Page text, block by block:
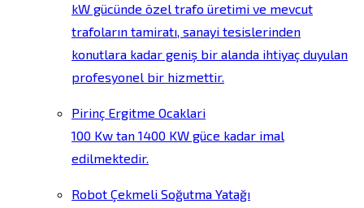
kW gücünde özel trafo üretimi ve mevcut
trafoların tamiratı, sanayi tesislerinden
konutlara kadar geniş bir alanda ihtiyaç duyulan
profesyonel bir hizmettir.
Pirinç Ergitme Ocaklari
100 Kw tan 1400 KW güce kadar imal
edilmektedir.
Robot Çekmeli Soğutma Yatağı